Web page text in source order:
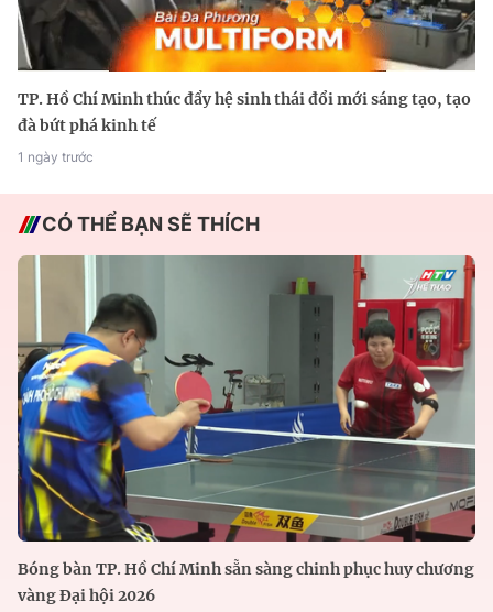
TP. Hồ Chí Minh thúc đẩy hệ sinh thái đổi mới sáng tạo, tạo
đà bứt phá kinh tế
1 ngày trước
CÓ THỂ BẠN SẼ THÍCH
Bóng bàn TP. Hồ Chí Minh sẵn sàng chinh phục huy chương
vàng Đại hội 2026